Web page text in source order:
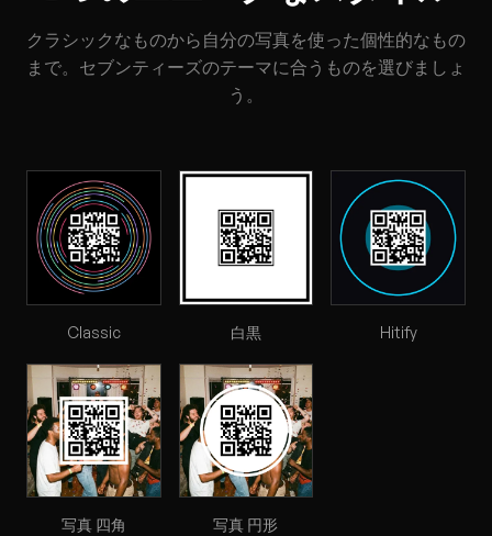
クラシックなものから自分の写真を使った個性的なもの
まで。セブンティーズのテーマに合うものを選びましょ
う。
Classic 白黒 Hitify
写真 四角 写真 円形